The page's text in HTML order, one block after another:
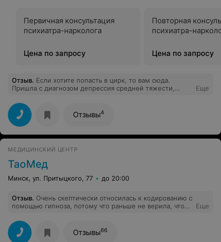
Первичная консультация
психиатра-нарколога
Цена по запросу
Повторная
психиатра-
Цена по запросу
Отзыв. Если хотите попасть в цирк, то вам сюда.
Пришла с диагнозом депрессия средней тяжести,
помощь. В смс мне прислали ФИО одного врача, по
факту принимал совсем другой, - Станислав
Сергеевич. Весь прием он тупо шутил и смеялся над
своими шутками. С учетом моего диагноза, это было
максимально жестоко. Врач лично признался, что
месте, куда люди приходят в страшном
психологическом состоянии. Наркология - это всегда
не только страшно, но еще и стыдно. Состояние после
визита стало ухудшаться, сил к другому врачу идти нет.
Я сильно жалею, что просто не встала и не ушла.
Еще
Отзывы4
МЕДИЦИНСКИЙ ЦЕНТР
ТаоМед
Минск, ул. Притыцкого, 77 до 20:00
Отзыв. Очень скептически относилась к кодированию с
помощью гипноза, потому что раньше не верила, что
попробовать, и я уже полгода не пью алкоголь. До сих
пор не верится, что у меня получилось. Спасибо
Таомед за помощь, рада, что я могу жить спокойно
Еще
Отзывы66